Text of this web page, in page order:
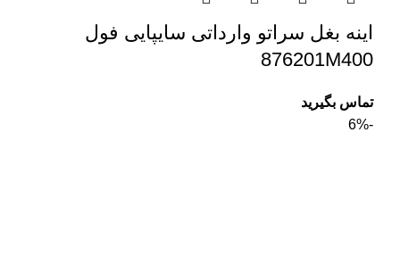
اینه بغل سراتو وارداتی سایپایی فول
876201M400
تماس بگیرید
-6%